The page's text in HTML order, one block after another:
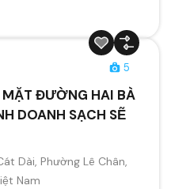
5
ĐƯỜNG HAI BÀ
DOANH SẠCH SẼ
Dài, Phường Lê Chân,
Nam